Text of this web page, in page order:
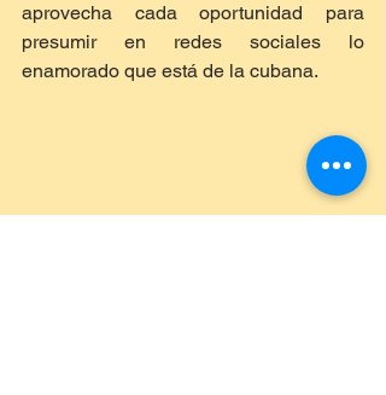
aprovecha cada oportunidad para
presumir en redes sociales lo
enamorado que está de la cubana.